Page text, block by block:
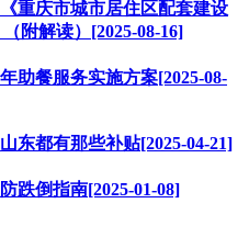
重庆市城市居住区配套建设
附解读）[2025-08-16]
助餐服务实施方案[2025-08-
东都有那些补贴[2025-04-21]
跌倒指南[2025-01-08]